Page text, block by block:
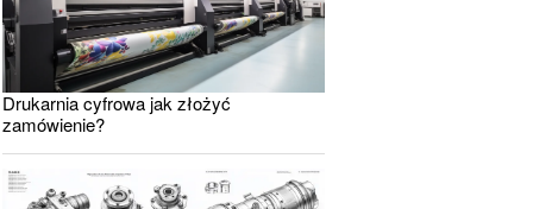
Drukarnia cyfrowa jak złożyć
zamówienie?